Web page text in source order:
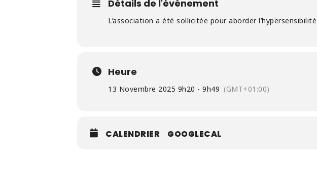
Détails de l'événement
L’association a été sollicitée pour aborder
Heure
13 Novembre 2025 9h20 - 9h49 (GMT+01:00)
CALENDRIER GOOGLECAL